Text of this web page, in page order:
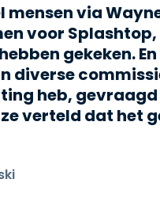
mensen via
voor
gekeken. En
diverse
heb, gevraagd
verteld dat het